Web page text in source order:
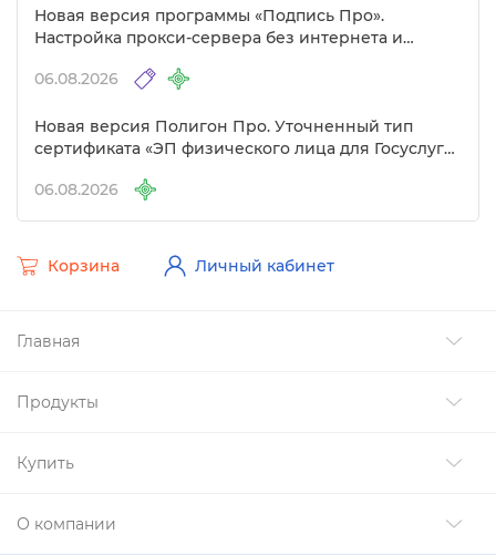
Новая версия программы «Подпись Про».
Настройка прокси-сервера без интернета и
06.08.2026
Новая версия Полигон Про. Уточненный тип
сертификата «ЭП физического лица для Госуслуг»
06.08.2026
Главная
Продукты
Купить
О компании
Корзина Личный кабинет